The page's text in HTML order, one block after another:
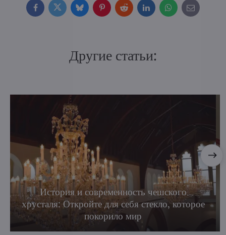
FacebookTwitterBlueskyPinterestRedditLinkedInWhatsApp
E-
mail
Другие статьи:
История и современность чешского
хрусталя: Откройте для себя стекло, которое
покорило мир